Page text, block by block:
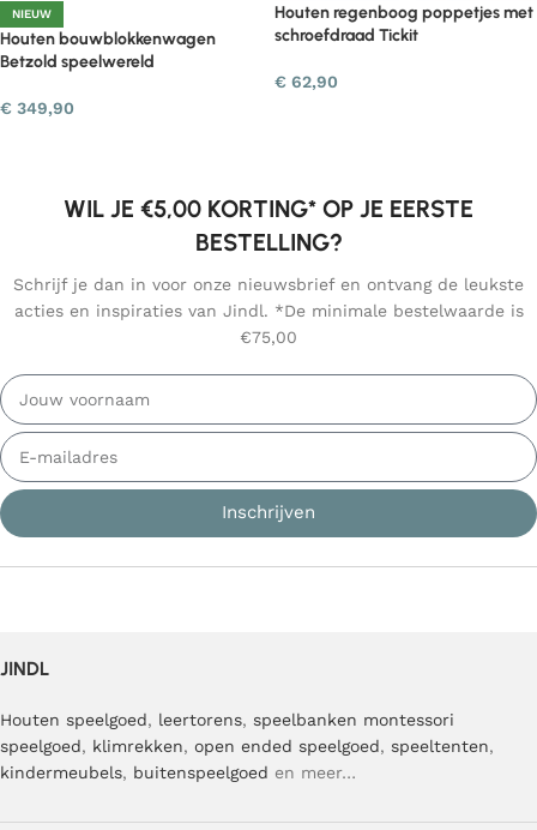
NIEUW
Houten bouwblokkenwagen
Betzold speelwereld
€ 349,90
Houten regenboog poppetjes met
schroefdraad Tickit
€ 62,90
WIL JE €5,00 KORTING* OP JE EERSTE
BESTELLING?
Schrijf je dan in voor onze nieuwsbrief en ontvang de leukste
acties en inspiraties van Jindl. *De minimale bestelwaarde is
€75,00
Inschrijven
JINDL
Houten speelgoed, leertorens, speelbanken montessori
speelgoed, klimrekken, open ended speelgoed, speeltenten,
kindermeubels, buitenspeelgoed en meer…